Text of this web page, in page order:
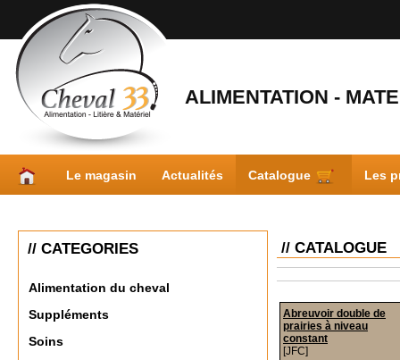
ALIMENTATION -
Le magasin Actualités Catalogue Les
// CATEGORIES
Alimentation du cheval
Suppléments
Soins
// CATALOGUE
Abreuvoir double de
prairies à niveau
constant
[JFC]